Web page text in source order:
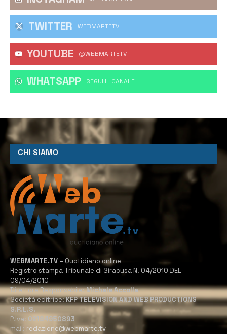
TWITTER WEBMARTETV
YOUTUBE @WEBMARTETV
WHATSAPP ‎SEGUI IL CANALE
CHI SIAMO
WEBMARTE.TV – Quotidiano online
Registro stampa Tribunale di Siracusa N. 04/2010 DEL
09/04/2010
Direttore Responsabile:Michele Accolla
Società editrice:KFP TELEVISION AND WEB PRODUCTIONS
S.R.L.S.
P.Iva: 02184950893
mail: redazione@webmarte.tv